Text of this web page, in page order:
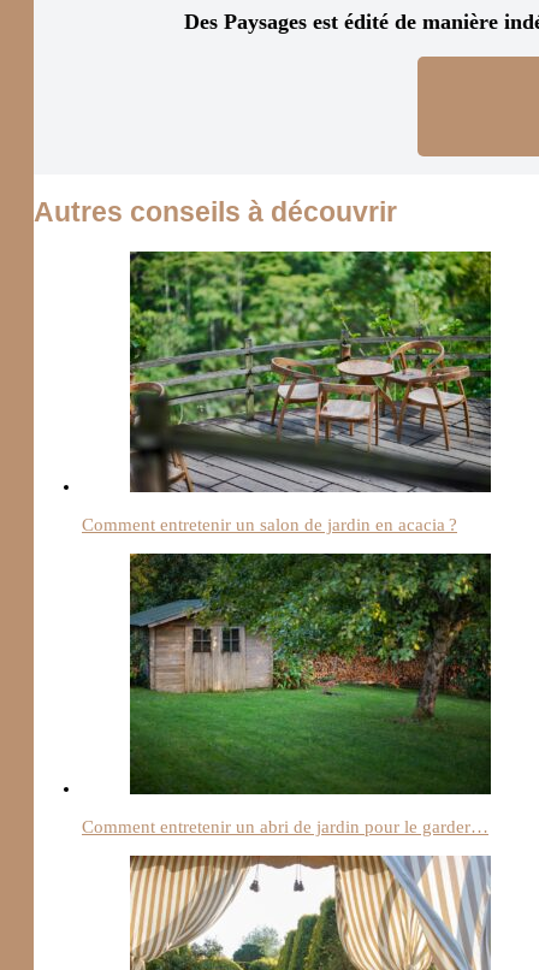
Des Paysages est édité de manière
Autres conseils à découvrir
Comment entretenir un salon de jardin en acacia ?
Comment entretenir un abri de jardin pour le garder…